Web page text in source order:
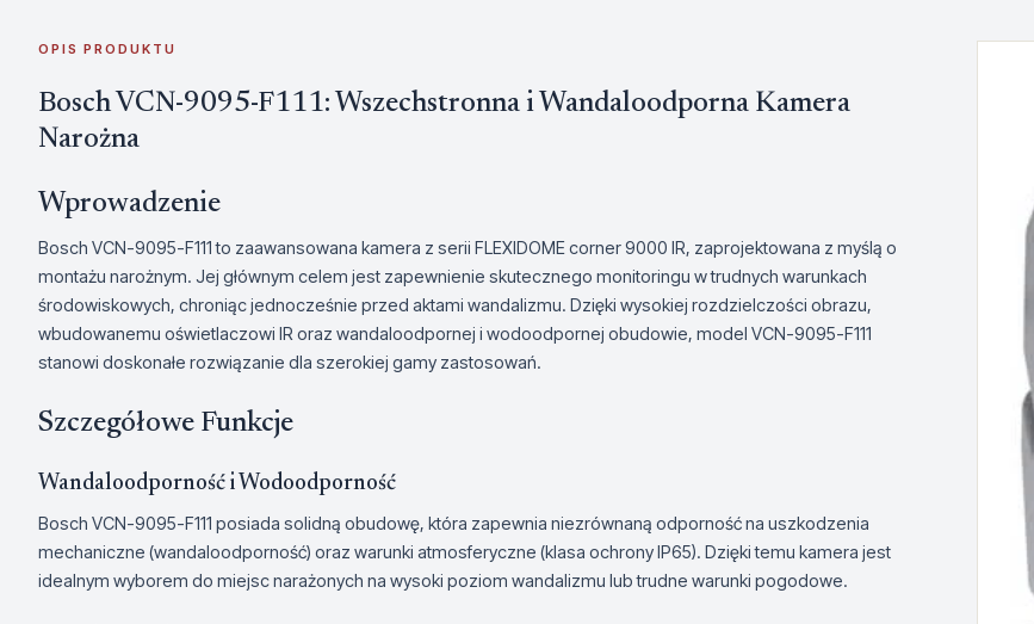
OPIS PRODUKTU
Bosch VCN-9095-F111: Wszechstronna i Wandaloodporna Kamera
Narożna
Wprowadzenie
Bosch VCN-9095-F111 to zaawansowana kamera z serii FLEXIDOME corner 9000 IR, zaprojektowana z myślą o
montażu narożnym. Jej głównym celem jest zapewnienie skutecznego monitoringu w trudnych warunkach
środowiskowych, chroniąc jednocześnie przed aktami wandalizmu. Dzięki wysokiej rozdzielczości obrazu,
wbudowanemu oświetlaczowi IR oraz wandaloodpornej i wodoodpornej obudowie, model VCN-9095-F111
stanowi doskonałe rozwiązanie dla szerokiej gamy zastosowań.
Szczegółowe Funkcje
Wandaloodporność i Wodoodporność
Bosch VCN-9095-F111 posiada solidną obudowę, która zapewnia niezrównaną odporność na uszkodzenia
mechaniczne (wandaloodporność) oraz warunki atmosferyczne (klasa ochrony IP65). Dzięki temu kamera jest
idealnym wyborem do miejsc narażonych na wysoki poziom wandalizmu lub trudne warunki pogodowe.